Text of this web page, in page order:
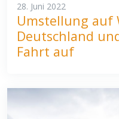
28. Juni 2022
Umstellung auf
Deutschland
Fahrt auf